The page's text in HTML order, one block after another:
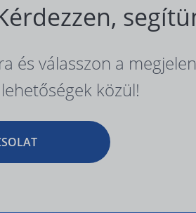
és válasszon a
közül!